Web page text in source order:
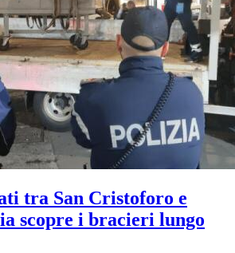
tra San Cristoforo e
scopre i bracieri lungo